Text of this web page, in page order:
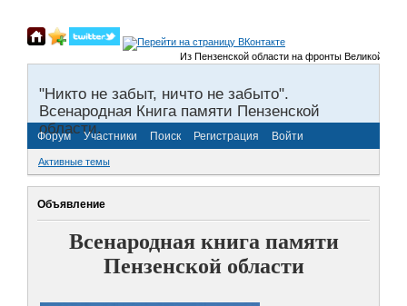
Из Пензенской области на фронты Великой
"Никто не забыт, ничто не забыто".
Всенародная Книга памяти Пензенской
области.
Форум Участники Поиск Регистрация Войти
Активные темы
Объявление
Всенародная книга памяти
Пензенской области